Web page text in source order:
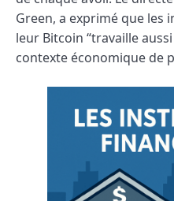
Green, a exprimé que les
leur Bitcoin “travaille
contexte économique de